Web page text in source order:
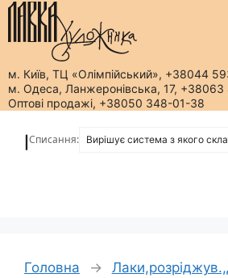
м. Київ, ТЦ «Олімпійський», +38044
м. Одеса, Ланжеронівська, 17,
Оптові продажі, +38050 348-01-38
Списання:
Головна →